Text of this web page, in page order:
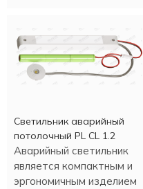
Светильник аварийный
потолочный PL CL 1.2
Аварийный светильник
является компактным и
эргономичным изделием